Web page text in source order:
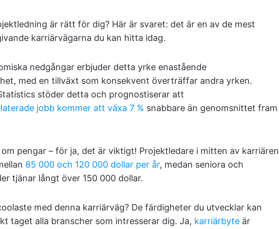
är rätt för dig? Här är svaret: det är en av de mest
karriärvägarna du kan hitta idag.
nedgångar erbjuder detta yrke enastående
med en tillväxt som konsekvent överträffar andra yrken.
stöder detta och prognostiserar att
jobb kommer att växa 7 % snabbare än genomsnittet fram
pengar – för ja, det är viktigt! Projektledare i mitten av karriären
85 000 och 120 000 dollar per år, medan seniora och
tjänar långt över 150 000 dollar.
med denna karriärväg? De färdigheter du utvecklar kan
taget alla branscher som intresserar dig. Ja, karriärbyte är